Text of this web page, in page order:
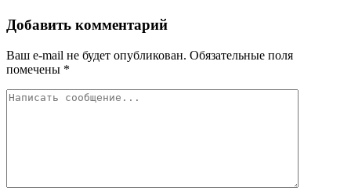
Добавить комментарий
Ваш e-mail не будет опубликован. Обязательные поля
помечены *